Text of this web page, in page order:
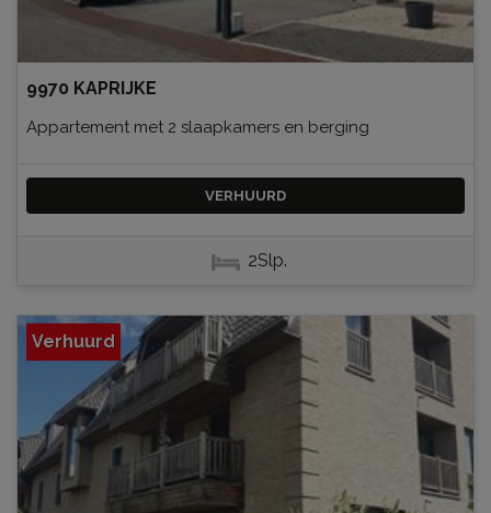
9970 KAPRIJKE
Appartement met 2 slaapkamers en berging
VERHUURD
2Slp.
Verhuurd